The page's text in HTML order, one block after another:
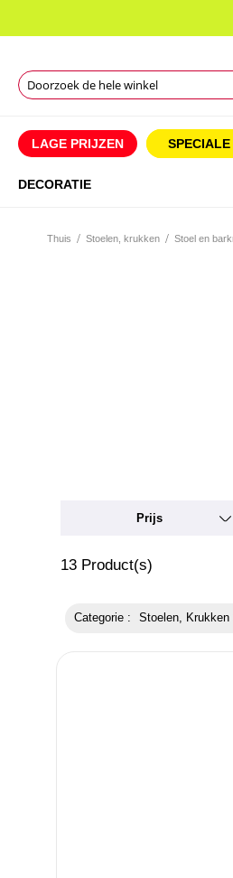
LAGE PRIJZEN
DECORATIE
Thuis Stoelen, krukken Stoel en
Prijs
13 Product(s)
Categorie : Stoelen,